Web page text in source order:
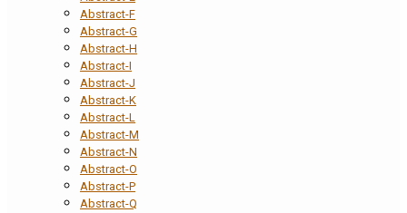
Abstract-F
Abstract-G
Abstract-H
Abstract-I
Abstract-J
Abstract-K
Abstract-L
Abstract-M
Abstract-N
Abstract-O
Abstract-P
Abstract-Q